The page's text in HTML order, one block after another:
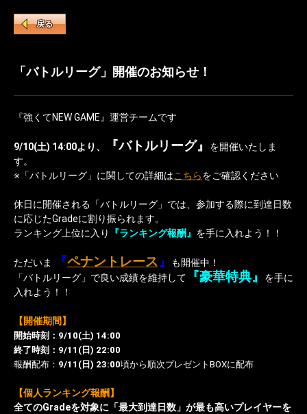
戻る
「バトルリーグ」開催のお知らせ！
『強くてNEW GAME』運営チームです
9/10(土) 14:00より、 『バトルリーグ』
を開催いたしま
す。
※「バトルリーグ」に関しての詳細はこちらをご確認ください
休日に開催される「バトルリーグ」では、参加する際に到達日数
に応じたGradeに割り振られます。
ランキング上位に入り
『ランキング報酬』 を手に入れよう！！
ただいま 『ペナントレース』
も開催中！
「バトルリーグ」で良い成績を維持して
『豪華特典』
を手に
入れよう！！
【開催期間】
開始時刻：9/10(土) 14:00
終了時刻：9/11(日) 22:00
報酬配布： 9/11(日) 23:00頃から順次プレゼントBOXに配布
【個人ランキング報酬】
全てのGradeを対象に「最大到達日数」が最も高いプレイヤーを